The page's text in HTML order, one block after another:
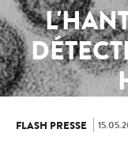
FLASH PRESSE